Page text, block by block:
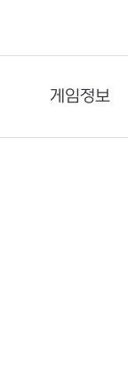
게임정보
세계관